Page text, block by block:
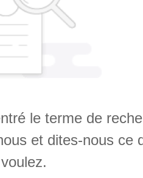
le terme de
et dites-nous ce